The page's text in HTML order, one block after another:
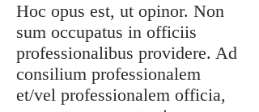
Hoc opus est, ut opinor. Non
sum occupatus in officiis
professionalibus providere. Ad
consilium professionalem
et/vel professionalem officia,